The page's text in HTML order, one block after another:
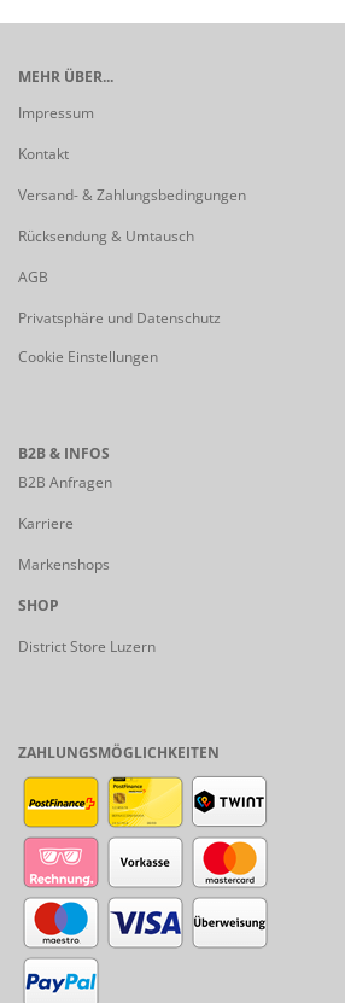
MEHR ÜBER...
Impressum
Kontakt
Versand- & Zahlungsbedingungen
Rücksendung & Umtausch
AGB
Privatsphäre und Datenschutz
Cookie Einstellungen
B2B & INFOS
B2B Anfragen
Karriere
Markenshops
SHOP
District Store Luzern
ZAHLUNGSMÖGLICHKEITEN